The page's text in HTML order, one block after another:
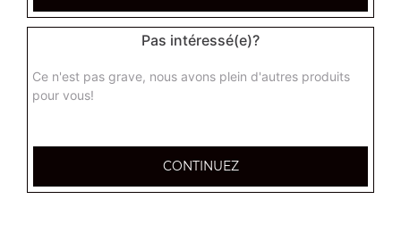
Pas intéressé(e)?
Ce n'est pas grave, nous avons plein d'autres produits
pour vous!
CONTINUEZ